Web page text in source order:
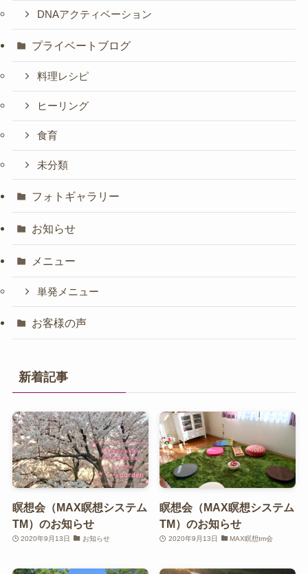
DNAアクティベーション
プライベートブログ
料理レシピ
ヒーリング
食育
未分類
フォトギャラリー
お知らせ
メニュー
単発メニュー
お客様の声
新着記事
瞑想会（MAX瞑想システム
TM）のお知らせ
2020年9月13日 お知らせ
瞑想会（MAX瞑想システム
TM）のお知らせ
2020年9月13日 MAX瞑想tm会